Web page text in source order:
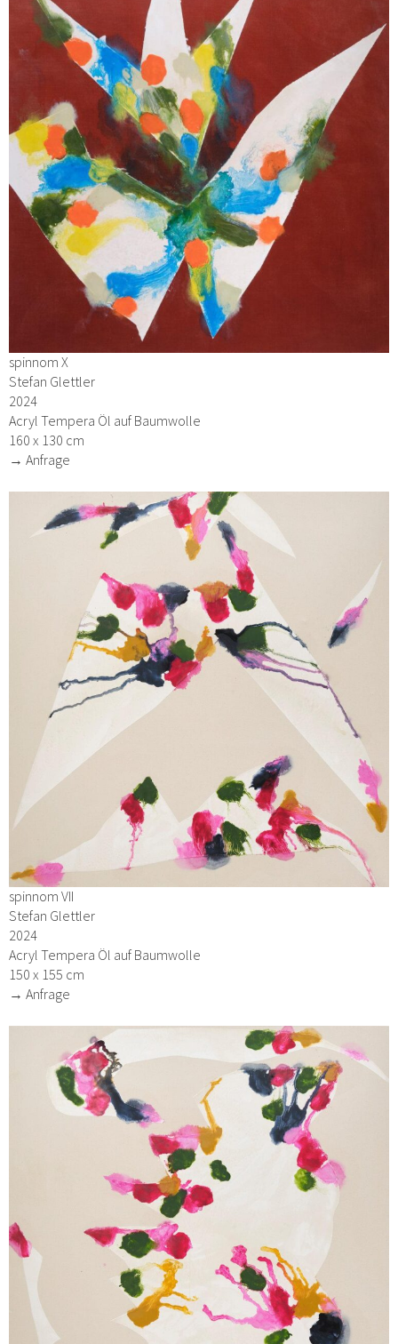
spinnom X
Stefan Glettler
2024
Acryl Tempera Öl auf Baumwolle
160 x 130 cm
→ Anfrage
spinnom VII
Stefan Glettler
2024
Acryl Tempera Öl auf Baumwolle
150 x 155 cm
→ Anfrage